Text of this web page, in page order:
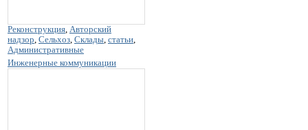
Реконструкция Авторский
надзор Сельхоз Склады статьи
Административные
Инженерные коммуникации